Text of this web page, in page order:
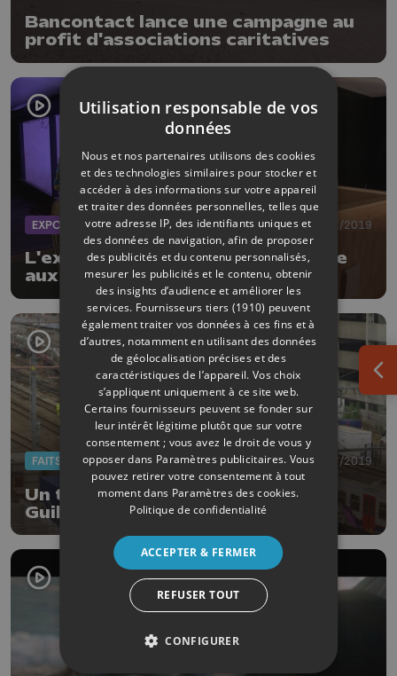
Bancontact lance une campagne au
profit d'associations caritatives
EXPOS 27/11/2019
L'exposition Toutankhamon arrive
aux Guillemins !
FAITS DIVERS 12/07/2019
Un train déraille près de Liège-
Guillemins - des dégâts sur 60
mètres de voie
Utilisation responsable de vos
données
Nous et nos partenaires utilisons des cookies
et des technologies similaires pour stocker et
accéder à des informations sur votre appareil
et traiter des données personnelles, telles que
votre adresse IP, des identifiants uniques et
des données de navigation, afin de proposer
des publicités et du contenu personnalisés,
mesurer les publicités et le contenu, obtenir
des insights d’audience et améliorer les
services. Fournisseurs tiers (1910) peuvent
également traiter vos données à ces fins et à
d’autres, notamment en utilisant des données
de géolocalisation précises et des
caractéristiques de l’appareil. Vos choix
s’appliquent uniquement à ce site web.
Certains fournisseurs peuvent se fonder sur
leur intérêt légitime plutôt que sur votre
consentement ; vous avez le droit de vous y
opposer dans Paramètres publicitaires. Vous
pouvez retirer votre consentement à tout
moment dans Paramètres des cookies.
Politique de confidentialité
ACCEPTER & FERMER
REFUSER TOUT
CONFIGURER